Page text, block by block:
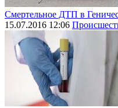
Смертельное ДТП в
15.07.2016 12:06